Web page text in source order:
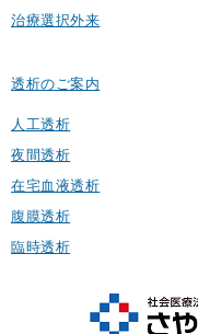
治療選択外来
透析のご案内
人工透析
夜間透析
在宅血液透析
腹膜透析
臨時透析